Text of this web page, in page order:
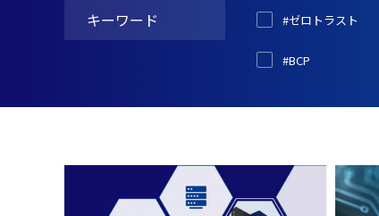
キーワード #ゼロトラスト
#BCP